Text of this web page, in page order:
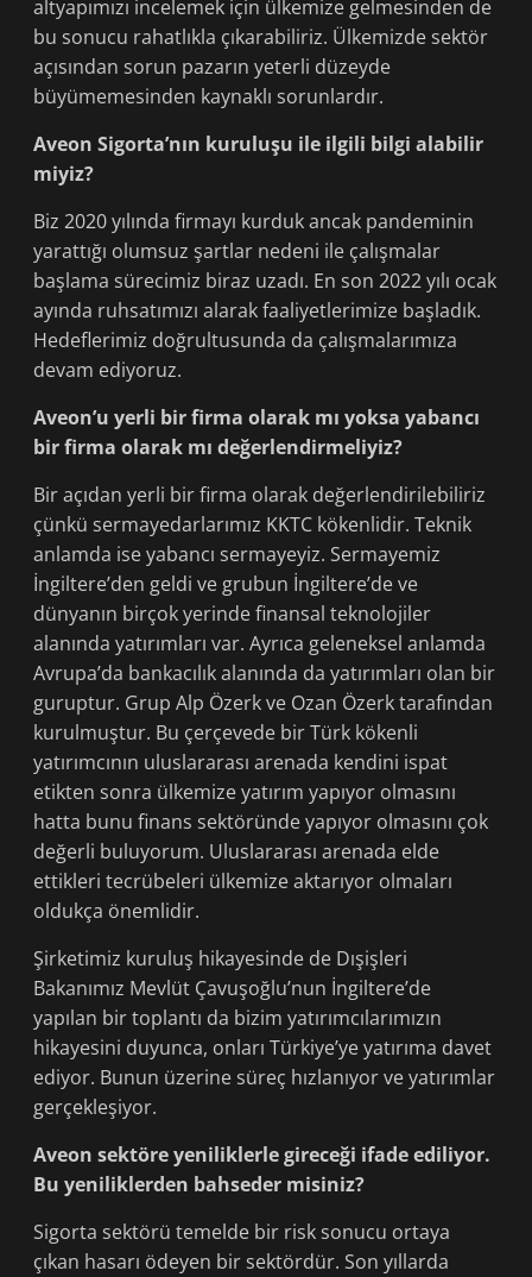
altyapımızı incelemek için ülkemize gelmesinden de
bu sonucu rahatlıkla çıkarabiliriz. Ülkemizde sektör
açısından sorun pazarın yeterli düzeyde
büyümemesinden kaynaklı sorunlardır.
Aveon Sigorta’nın kuruluşu ile ilgili bilgi alabilir
miyiz?
Biz 2020 yılında firmayı kurduk ancak pandeminin
yarattığı olumsuz şartlar nedeni ile çalışmalar
başlama sürecimiz biraz uzadı. En son 2022 yılı ocak
ayında ruhsatımızı alarak faaliyetlerimize başladık.
Hedeflerimiz doğrultusunda da çalışmalarımıza
devam ediyoruz.
Aveon’u yerli bir firma olarak mı yoksa yabancı
bir firma olarak mı değerlendirmeliyiz?
Bir açıdan yerli bir firma olarak değerlendirilebiliriz
çünkü sermayedarlarımız KKTC kökenlidir. Teknik
anlamda ise yabancı sermayeyiz. Sermayemiz
İngiltere’den geldi ve grubun İngiltere’de ve
dünyanın birçok yerinde finansal teknolojiler
alanında yatırımları var. Ayrıca geleneksel anlamda
Avrupa’da bankacılık alanında da yatırımları olan bir
guruptur. Grup Alp Özerk ve Ozan Özerk tarafından
kurulmuştur. Bu çerçevede bir Türk kökenli
yatırımcının uluslararası arenada kendini ispat
etikten sonra ülkemize yatırım yapıyor olmasını
hatta bunu finans sektöründe yapıyor olmasını çok
değerli buluyorum. Uluslararası arenada elde
ettikleri tecrübeleri ülkemize aktarıyor olmaları
oldukça önemlidir.
Şirketimiz kuruluş hikayesinde de Dışişleri
Bakanımız Mevlüt Çavuşoğlu’nun İngiltere’de
yapılan bir toplantı da bizim yatırımcılarımızın
hikayesini duyunca, onları Türkiye’ye yatırıma davet
ediyor. Bunun üzerine süreç hızlanıyor ve yatırımlar
gerçekleşiyor.
Aveon sektöre yeniliklerle gireceği ifade ediliyor.
Bu yeniliklerden bahseder misiniz?
Sigorta sektörü temelde bir risk sonucu ortaya
çıkan hasarı ödeyen bir sektördür. Son yıllarda